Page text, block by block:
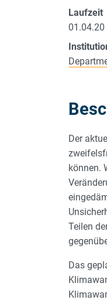
Laufzeit
01.04.20
Der
können.
Teilen
Das